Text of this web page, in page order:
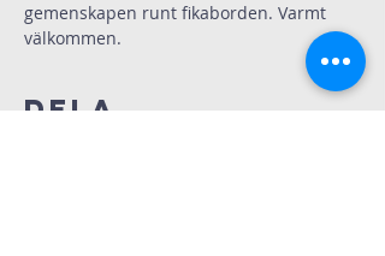
gemenskapen runt fikaborden. Varmt
välkommen.
Dela